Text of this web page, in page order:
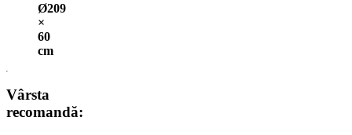
Ø209
×
60
cm
Vârsta
recomandă: